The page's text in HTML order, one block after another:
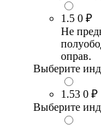
1.5 0 ₽
Не
оправ.
Выберите
1.53 0 ₽
Выберите